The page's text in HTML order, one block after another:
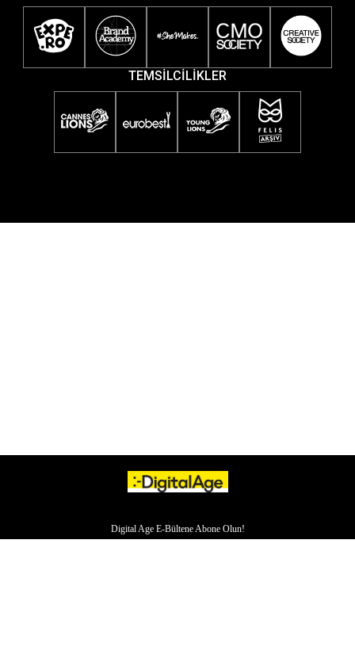
TEMSİLCİLİKLER
Digital Age E-Bültene Abone Olun!